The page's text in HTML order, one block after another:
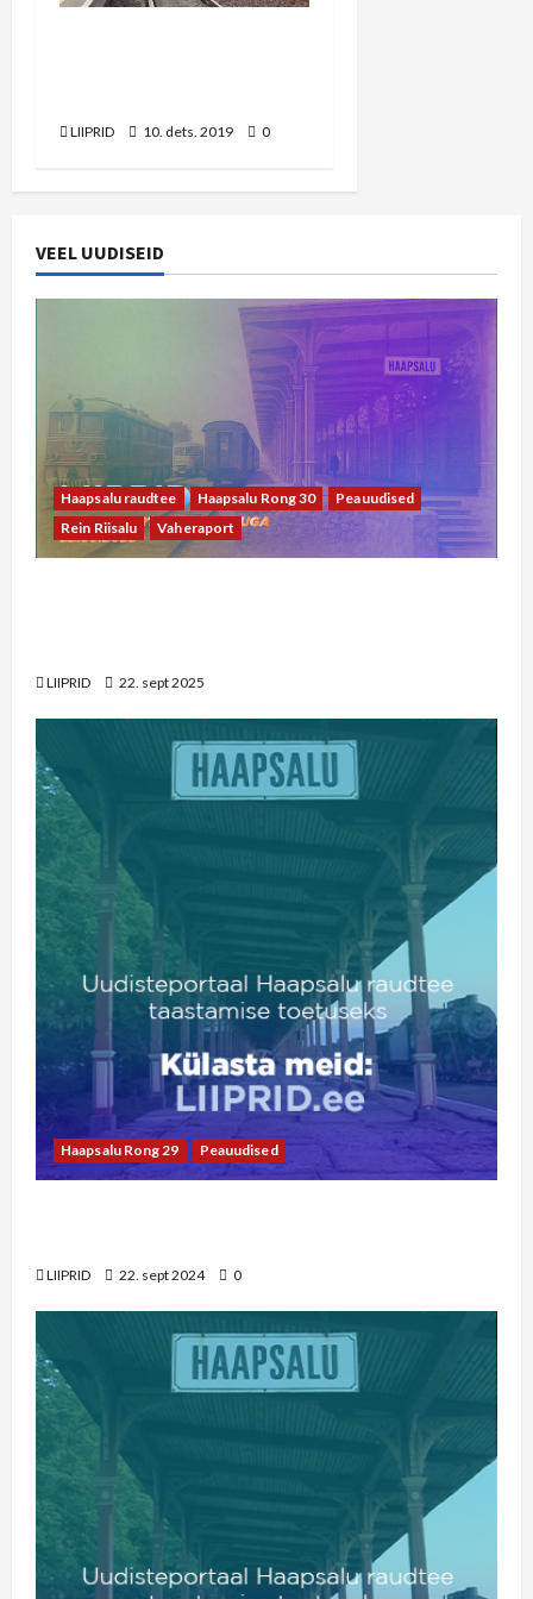
LIIPRID 10. dets. 2019 0
VEEL UUDISEID
Haapsalu raudtee Haapsalu Rong 30
Peauudised
Rein Riisalu
Vaheraport
LIIPRID 22. sept 2025
Haapsalu Rong 29 Peauudised
LIIPRID 22. sept 2024 0